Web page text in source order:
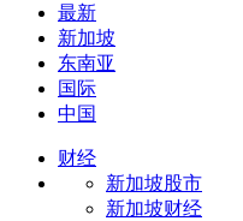
最新
新加坡
东南亚
国际
中国
财经
新加坡股市
新加坡财经